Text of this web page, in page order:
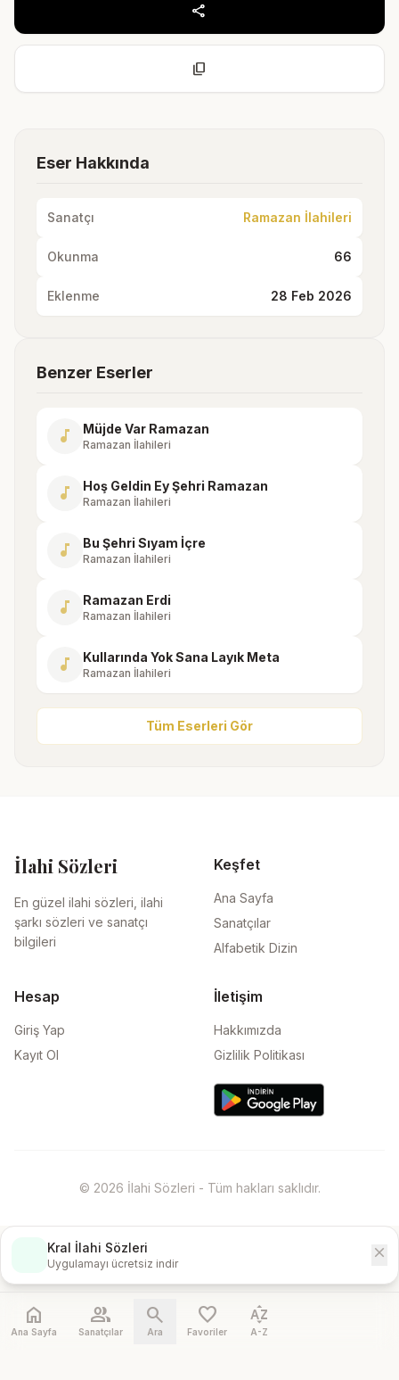
share
content_copy
Eser Hakkında
Sanatçı Ramazan İlahileri
Okunma 66
Eklenme 28 Feb 2026
Benzer Eserler
music_note Müjde Var Ramazan
Ramazan İlahileri
music_note Hoş Geldin Ey Şehri Ramazan
Ramazan İlahileri
music_note Bu Şehri Sıyam İçre
Ramazan İlahileri
music_note Ramazan Erdi
Ramazan İlahileri
music_note Kullarında Yok Sana Layık Meta
Ramazan İlahileri
Tüm Eserleri Gör
İlahi Sözleri
En güzel ilahi sözleri, ilahi
şarkı sözleri ve sanatçı
bilgileri
Keşfet
Ana Sayfa
Sanatçılar
Alfabetik Dizin
Hesap
Giriş Yap
Kayıt Ol
İletişim
Hakkımızda
Gizlilik Politikası
© 2026 İlahi Sözleri - Tüm hakları saklıdır.
Kral İlahi Sözleri
Uygulamayı ücretsiz indir
close
home
Ana Sayfa
people
Sanatçılar
search
Ara
favorite
Favoriler
sort_by_alpha
A-Z